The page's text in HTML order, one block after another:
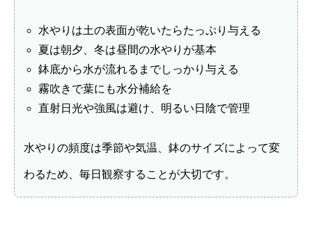
水やりは土の表面が乾いたらたっぷり与える
夏は朝夕、冬は昼間の水やりが基本
鉢底から水が流れるまでしっかり与える
霧吹きで葉にも水分補給を
直射日光や強風は避け、明るい日陰で管理
水やりの頻度は季節や気温、鉢のサイズによって変
わるため、毎日観察することが大切です。